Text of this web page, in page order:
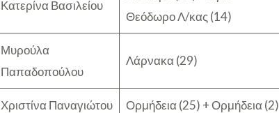
Κατερίνα Βασιλείου
Θεόδωρο Λ/κας (14)
Μυρούλα
Παπαδοπούλου
Λάρνακα (29)
Χριστίνα Παναγιώτου Ορμήδεια (25) + Ορμήδεια (2)